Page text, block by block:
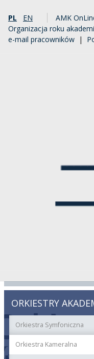
PL EN AMK
Organizacja roku
e-mail pracowników |
ORKIESTRY
Orkiestra Symfoniczna
Orkiestra Kameralna